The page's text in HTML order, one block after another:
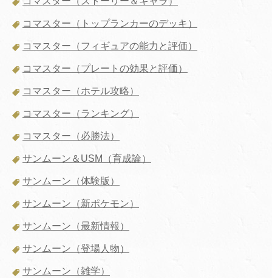
コマスター（トップランカーのデッキ）
コマスター（フィギュアの能力と評価）
コマスター（プレートの効果と評価）
コマスター（ホテル攻略）
コマスター（ランキング）
コマスター（必勝法）
サンムーン＆USM（育成論）
サンムーン（体験版）
サンムーン（新ポケモン）
サンムーン（最新情報）
サンムーン（登場人物）
サンムーン（雑学）